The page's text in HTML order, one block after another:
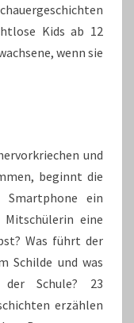
Kids ab 12
wenn sie
und
beginnt die
ein
eine
Was führt der
Schilde und was
Schule? 23
erzählen